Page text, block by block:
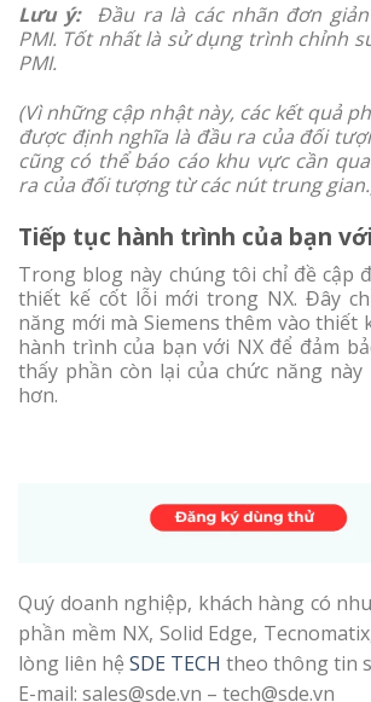
Lưu ý: Đầu ra là các nhãn đơn
PMI. Tốt nhất là sử dụng trình chỉnh
PMI.
(Vì những cập nhật này, các kết quả
được định nghĩa là đầu ra của đối
cũng có thể báo cáo khu vực cần
ra của đối tượng từ các nút trung
Tiếp tục hành trình của bạn
Trong blog này chúng tôi chỉ đề cập
thiết kế cốt lỗi mới trong NX. Đây
năng mới mà Siemens thêm vào thiết
hành trình của bạn với NX để đảm
thấy phần còn lại của chức năng
hơn.
Quý doanh nghiệp, khách hàng có
phần mềm NX, Solid Edge,
lòng liên hệ SDE TECH theo thông tin
E-mail: sales@sde.vn – tech@sde.vn